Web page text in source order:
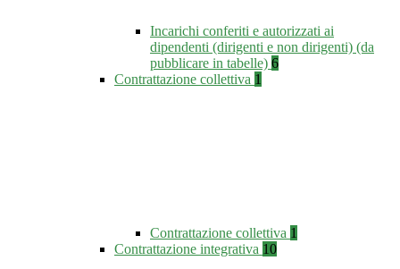
Incarichi conferiti e autorizzati ai
dipendenti (dirigenti e non dirigenti) (da
pubblicare in tabelle) 6
Contrattazione collettiva 1
Contrattazione collettiva 1
Contrattazione integrativa 10